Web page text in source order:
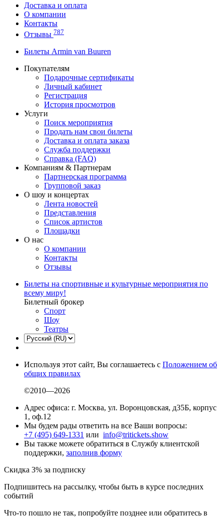
Доставка и оплата
О компании
Контакты
Отзывы 787
Билеты Armin van Buuren
Покупателям
Подарочные сертификаты
Личный кабинет
Регистрация
История просмотров
Услуги
Поиск мероприятия
Продать нам свои билеты
Доставка и оплата заказа
Служба поддержки
Справка (FAQ)
Компаниям & Партнерам
Партнерская программа
Групповой заказ
О шоу и концертах
Лента новостей
Представления
Список артистов
Площадки
О нас
О компании
Контакты
Отзывы
Билеты на спортивные и культурные мероприятия по
всему миру!
Билетный брокер
Спорт
Шоу
Театры
Используя этот сайт, Вы соглашаетесь с Положением об
общих правилах
©2010—2026
Адрес офиса: г. Москва, ул. Воронцовская, д35Б, корпус
1, оф.12
Мы будем рады ответить на все Ваши вопросы:
+7 (495) 649-1331 или info@tritickets.show
Вы также можете обратиться в Службу клиентской
поддержки, заполнив форму
Скидка 3% за подписку
Подпишитесь на рассылку, чтобы быть в курсе последних
событий
Что-то пошло не так, попробуйте позднее или обратитесь в